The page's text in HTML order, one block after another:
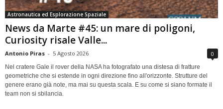
Astronautica ed Esplorazione Spaziale
News da Marte #45: un mare di poligoni,
Curiosity risale Valle...
Antonio Piras - 5 Agosto 2026 0
Nel cratere Gale il rover della NASA ha fotografato una distesa di fratture
geometriche che si estende in ogni direzione fino all'orizzonte. Strutture del
genere erano già note, ma mai su questa scala. E su come si siano formate il
team non si sbilancia.